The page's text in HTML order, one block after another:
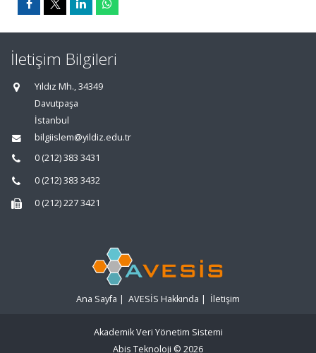
İletişim Bilgileri
Yıldız Mh., 34349
Davutpaşa
İstanbul
bilgiislem@yildiz.edu.tr
0 (212) 383 3431
0 (212) 383 3432
0 (212) 227 3421
Ana Sayfa | AVESİS Hakkında | İletişim
Akademik Veri Yönetim Sistemi
Abis Teknoloji © 2026